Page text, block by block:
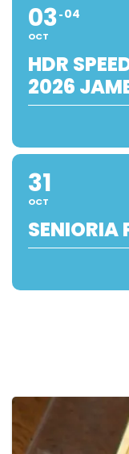
03
OCT
04
HDR
2026
31
OCT
SENIORIA